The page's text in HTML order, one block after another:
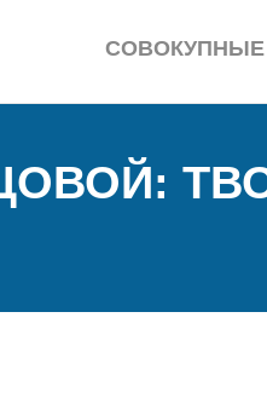
СОВОКУПНЫЕ